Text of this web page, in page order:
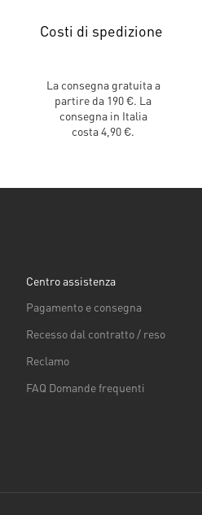
Costi di spedizione
La consegna gratuita a
partire da 190 €. La
consegna in Italia
costa 4,90 €.
Centro assistenza
Pagamento e consegna
Recesso dal contratto / reso
Reclamo
FAQ Domande frequenti